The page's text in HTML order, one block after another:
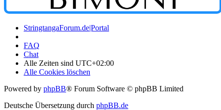
StringtangaForum.de|Portal
FAQ
Chat
Alle Zeiten sind UTC+02:00
Alle Cookies löschen
Powered by phpBB® Forum Software © phpBB Limited
Deutsche Übersetzung durch phpBB.de